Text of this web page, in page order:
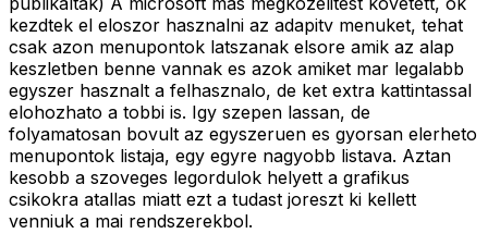
kezdtek el eloszor hasznalni az adapitv menuket, tehat
csak azon menupontok latszanak elsore amik az alap
keszletben benne vannak es azok amiket mar legalabb
egyszer hasznalt a felhasznalo, de ket extra kattintassal
elohozhato a tobbi is. Igy szepen lassan, de
folyamatosan bovult az egyszeruen es gyorsan elerheto
menupontok listaja, egy egyre nagyobb listava. Aztan
kesobb a szoveges legordulok helyett a grafikus
csikokra atallas miatt ezt a tudast joreszt ki kellett
venniuk a mai rendszerekbol.